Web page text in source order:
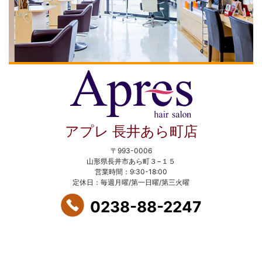
アプレ 長井あら町店
〒993-0006
山形県長井市あら町３−１５
営業時間：9:30-18:00
定休日：毎週月曜/第一日曜/第三火曜
0238-88-2247